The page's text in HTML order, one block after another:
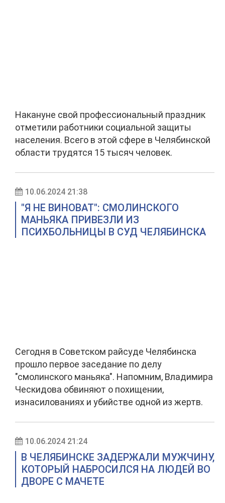
Накануне свой профессиональный праздник
отметили работники социальной защиты
населения. Всего в этой сфере в Челябинской
области трудятся 15 тысяч человек.
10.06.2024 21:38
"Я НЕ ВИНОВАТ": СМОЛИНСКОГО
МАНЬЯКА ПРИВЕЗЛИ ИЗ
ПСИХБОЛЬНИЦЫ В СУД ЧЕЛЯБИНСКА
Сегодня в Советском райсуде Челябинска
прошло первое заседание по делу
"смолинского маньяка". Напомним, Владимира
Ческидова обвиняют о похищении,
изнасилованиях и убийстве одной из жертв.
10.06.2024 21:24
В ЧЕЛЯБИНСКЕ ЗАДЕРЖАЛИ МУЖЧИНУ,
КОТОРЫЙ НАБРОСИЛСЯ НА ЛЮДЕЙ ВО
ДВОРЕ С МАЧЕТЕ